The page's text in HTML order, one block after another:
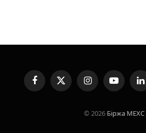
FacebookX
(Twitter)
InstagramYouTube
© 2026 Біржа MEXC